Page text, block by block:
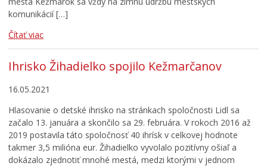
komunikácií […]
Čítať viac
Ihrisko Žihadielko spojilo Kežmarčanov
16.05.2021
Hlasovanie o detské ihrisko na stránkach spoločnosti Lidl sa
začalo 13. januára a skončilo sa 29. februára. V rokoch 2016 až
2019 postavila táto spoločnosť 40 ihrísk v celkovej hodnote
takmer 3,5 milióna eur. Žihadielko vyvolalo pozitívny ošiaľ a
dokázalo zjednotiť mnohé mestá, medzi ktorými v jednom